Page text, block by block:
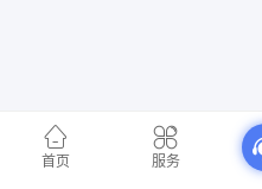
首页 服务